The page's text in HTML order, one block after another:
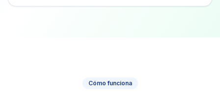
Cómo funciona